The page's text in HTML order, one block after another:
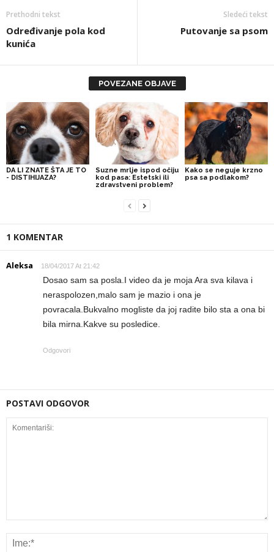
Prethodni tekst
Određivanje pola kod
kunića
Sledeći tekst
Putovanje sa psom
POVEZANE OBJAVE
DA LI ZNATE ŠTA JE TO
- DISTIHIJAZA?
Suzne mrlje ispod očiju
kod pasa: Estetski ili
zdravstveni problem?
Kako se neguje krzno
psa sa podlakom?
1 KOMENTAR
Aleksa 18/04/2017 At 21:42
Dosao sam sa posla.I video da je moja Ara sva kilava i
neraspolozen,malo sam je mazio i ona je
povracala.Bukvalno mogliste da joj radite bilo sta a ona bi
bila mirna.Kakve su posledice.
Odgovori
POSTAVI ODGOVOR